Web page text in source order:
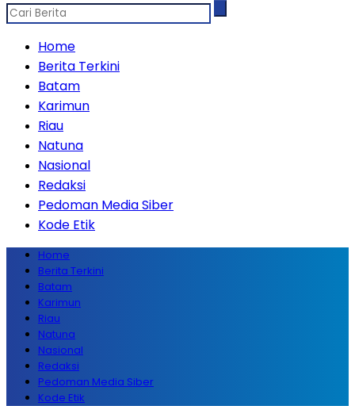
Home
Berita Terkini
Batam
Karimun
Riau
Natuna
Nasional
Redaksi
Pedoman Media Siber
Kode Etik
Home
Berita Terkini
Batam
Karimun
Riau
Natuna
Nasional
Redaksi
Pedoman Media Siber
Kode Etik